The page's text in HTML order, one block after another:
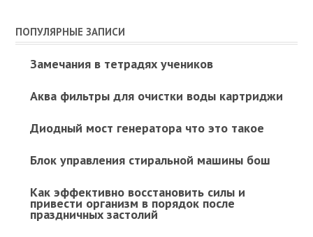
ПОПУЛЯРНЫЕ ЗАПИСИ
Замечания в тетрадях учеников
Аква фильтры для очистки воды картриджи
Диодный мост генератора что это такое
Блок управления стиральной машины бош
Как эффективно восстановить силы и
привести организм в порядок после
праздничных застолий